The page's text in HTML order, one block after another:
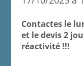
Contactes le
et le devis 2
réactivité !!!